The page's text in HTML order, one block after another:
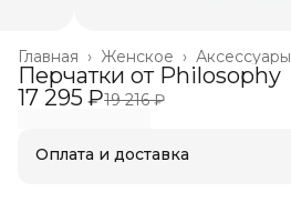
Аксессуары
Женское ›
Главная ›
Перчатки от Philosophy
17 295 ₽19 216 ₽
Оплата и доставка